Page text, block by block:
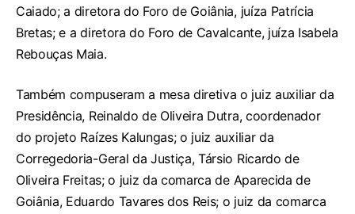
Caiado; a diretora do Foro de Goiânia, juíza Patrícia
Bretas; e a diretora do Foro de Cavalcante, juíza Isabela
Rebouças Maia.
Também compuseram a mesa diretiva o juiz auxiliar da
Presidência, Reinaldo de Oliveira Dutra, coordenador
do projeto Raízes Kalungas; o juiz auxiliar da
Corregedoria-Geral da Justiça, Társio Ricardo de
Oliveira Freitas; o juiz da comarca de Aparecida de
Goiânia, Eduardo Tavares dos Reis; o juiz da comarca